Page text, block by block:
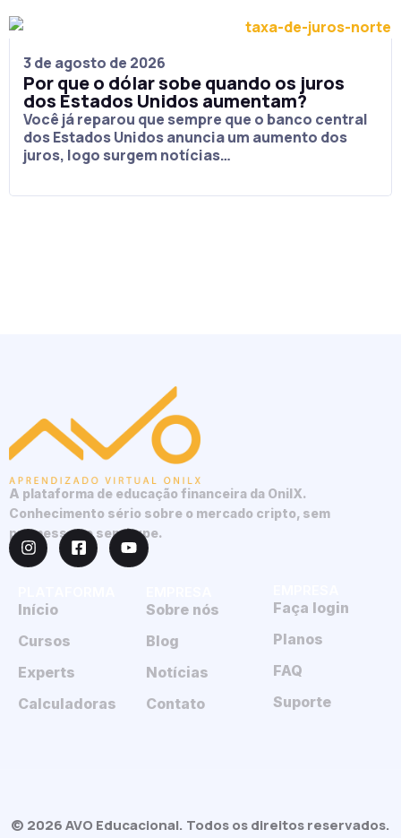
3 de agosto de 2026
Por que o dólar sobe quando os juros
dos Estados Unidos aumentam?
Você já reparou que sempre que o banco central
dos Estados Unidos anuncia um aumento dos
juros, logo surgem notícias…
A plataforma de educação financeira da OnilX.
Conhecimento sério sobre o mercado cripto, sem
promessas e sem hype.
Início
Cursos
Experts
Calculadoras
Sobre nós
Blog
Notícias
Contato
Faça login
Planos
FAQ
Suporte
© 2026 AVO Educacional. Todos os direitos reservados.